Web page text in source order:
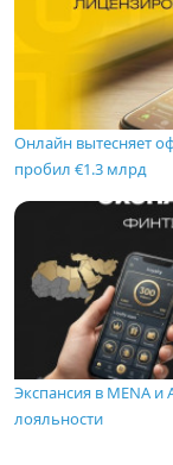
Онлайн вытесняет
пробил €1.3 млрд
Экспансия в MENA и
лояльности